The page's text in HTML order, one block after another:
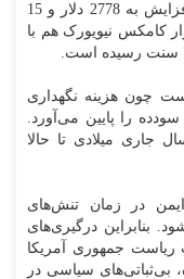
امروز با 0.12درصد افزایش به 2778 دلار و 15
کامکس نیویورک هم با
چون هزینه نگهداری
را پایین می‌آورد.
سال جاری میلادی تا حالا
در زمان تنش‌های
بنابراین درگیری‌های
ریاست جمهوری آمریکا
بی‌ثباتی‌های سیاسی در